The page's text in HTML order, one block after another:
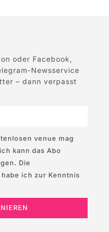
oder Facebook,
Newsservice
– dann verpasst
venue mag
kann das Abo
Die
habe ich zur Kenntnis